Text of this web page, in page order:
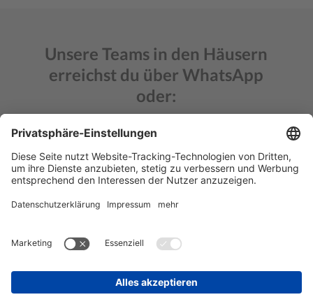
Unsere Teams in den Häusern
erreichst du über WhatsApp
oder:
HOME BÖBLINGEN
FRANKFURT OPER
LEIPZIG
MECKENBEUREN
MÜNCHEN WEST
MÜNCHEN SCHWABING
NÜRNBERG
STUTTGART
KARRIERE
KONTAKT
IMPRESSUM DATENSCHUTZ AGB